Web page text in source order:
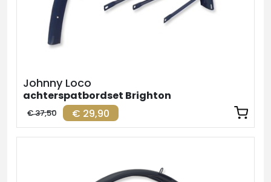
Johnny Loco
achterspatbordset Brighton
€ 29,90
€ 37,50